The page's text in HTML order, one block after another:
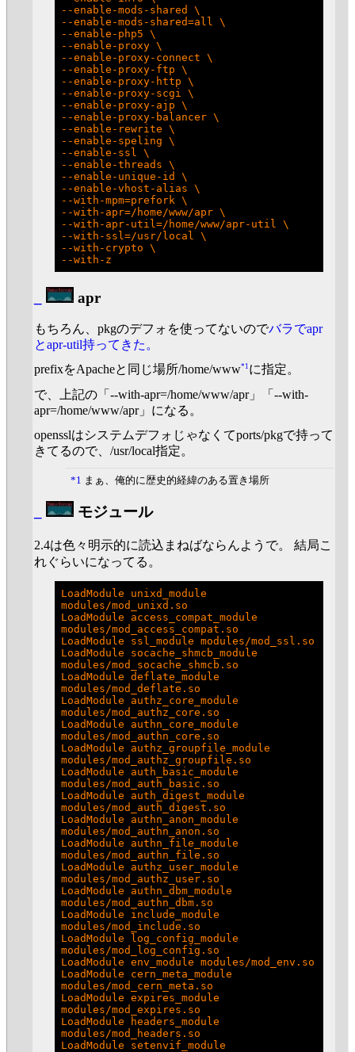
--enable-mods-shared \
--enable-mods-shared=all \
--enable-php5 \
--enable-proxy \
--enable-proxy-connect \
--enable-proxy-ftp \
--enable-proxy-http \
--enable-proxy-scgi \
--enable-proxy-ajp \
--enable-proxy-balancer \
--enable-rewrite \
--enable-speling \
--enable-ssl \
--enable-threads \
--enable-unique-id \
--enable-vhost-alias \
--with-mpm=prefork \
--with-apr=/home/www/apr \
--with-apr-util=/home/www/apr-util \
--with-ssl=/usr/local \
--with-crypto \
apr
もちろん、pkgのデフォを使ってないのでバラでapr
とapr-util持ってきた。
prefixをApacheと同じ場所/home/www*1 に指定。
で、上記の「--with-apr=/home/www/apr」「--with-
apr=/home/www/apr」になる。
opensslはシステムデフォじゃなくてports/pkgで持って
きてるので、/usr/local指定。
*1 まぁ、俺的に歴史的経緯のある置き場所
モジュール
2.4は色々明示的に読込まねばならんようで。 結局こ
れぐらいになってる。
LoadModule unixd_module
modules/mod_unixd.so
LoadModule access_compat_module
modules/mod_access_compat.so
LoadModule ssl_module modules/mod_ssl.so
LoadModule socache_shmcb_module
modules/mod_socache_shmcb.so
LoadModule deflate_module
modules/mod_deflate.so
LoadModule authz_core_module
modules/mod_authz_core.so
LoadModule authn_core_module
modules/mod_authn_core.so
LoadModule authz_groupfile_module
modules/mod_authz_groupfile.so
LoadModule auth_basic_module
modules/mod_auth_basic.so
LoadModule auth_digest_module
modules/mod_auth_digest.so
LoadModule authn_anon_module
modules/mod_authn_anon.so
LoadModule authn_file_module
modules/mod_authn_file.so
LoadModule authz_user_module
modules/mod_authz_user.so
LoadModule authn_dbm_module
modules/mod_authn_dbm.so
LoadModule include_module
modules/mod_include.so
LoadModule log_config_module
modules/mod_log_config.so
LoadModule env_module modules/mod_env.so
LoadModule cern_meta_module
modules/mod_cern_meta.so
LoadModule expires_module
modules/mod_expires.so
LoadModule headers_module
modules/mod_headers.so
LoadModule setenvif_module